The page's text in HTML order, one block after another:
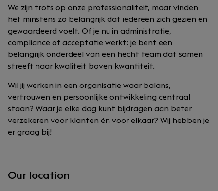
We zijn trots op onze professionaliteit, maar vinden
het minstens zo belangrijk dat iedereen zich gezien en
gewaardeerd voelt. Of je nu in administratie,
compliance of acceptatie werkt: je bent een
belangrijk onderdeel van een hecht team dat samen
streeft naar kwaliteit boven kwantiteit.
Wil jij werken in een organisatie waar balans,
vertrouwen en persoonlijke ontwikkeling centraal
staan? Waar je elke dag kunt bijdragen aan beter
verzekeren voor klanten én voor elkaar? Wij hebben je
er graag bij!
Our location